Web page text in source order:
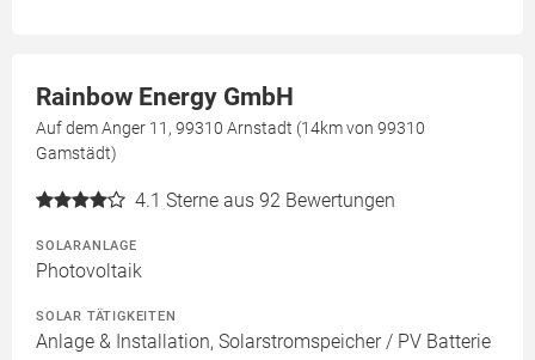
Rainbow Energy GmbH
Auf dem Anger 11, 99310 Arnstadt (14km von 99310
Gamstädt)
4.1 Sterne aus 92 Bewertungen
SOLARANLAGE
Photovoltaik
SOLAR TÄTIGKEITEN
Anlage & Installation, Solarstromspeicher / PV Batterie